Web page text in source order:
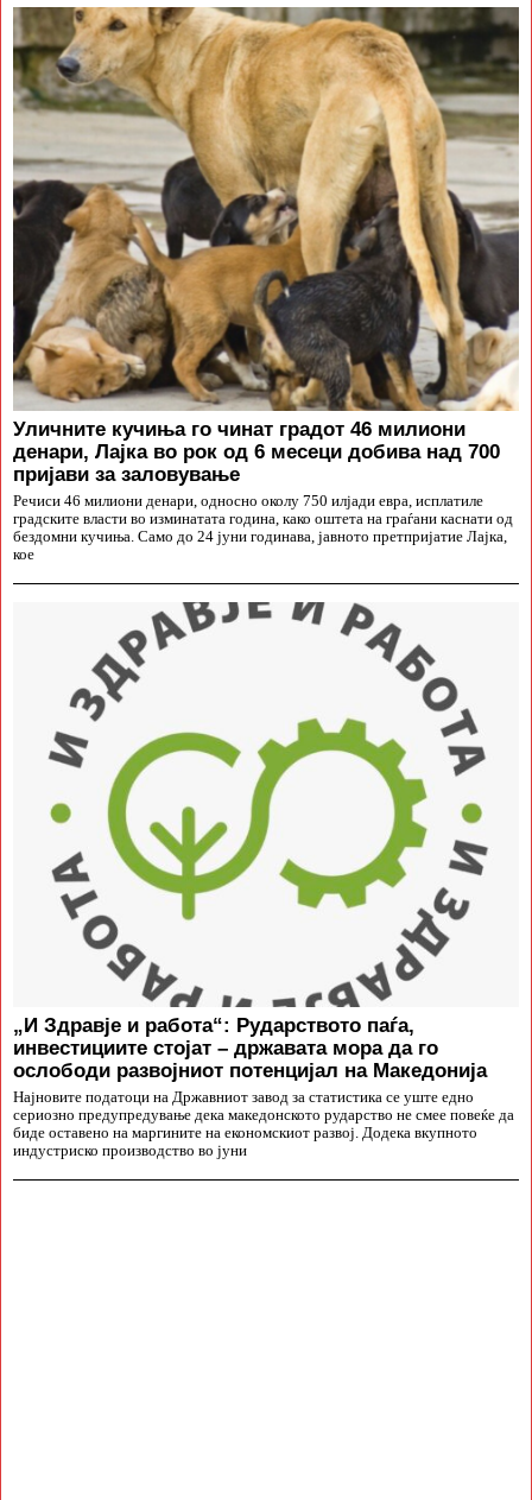
Уличните кучиња го чинат градот 46 милиони
денари, Лајка во рок од 6 месеци добива над 700
пријави за заловување
Речиси 46 милиони денари, односно околу 750 илјади евра, исплатиле
градските власти во изминатата година, како оштета на граѓани каснати од
бездомни кучиња. Само до 24 јуни годинава, јавното претпријатие Лајка,
кое
„И Здравје и работа“: Рударството паѓа,
инвестициите стојат – државата мора да го
ослободи развојниот потенцијал на Македонија
Најновите податоци на Државниот завод за статистика се уште едно
сериозно предупредување дека македонското рударство не смее повеќе да
биде оставено на маргините на економскиот развој. Додека вкупното
индустриско производство во јуни